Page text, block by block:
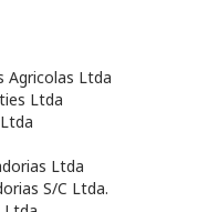
Agricolas Ltda
Ltda
Ltda
S/C Ltda.